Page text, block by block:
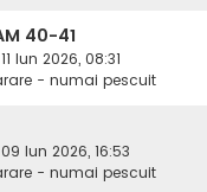
40-41
11 Iun 2026, 08:31
- numai pescuit
09 Iun 2026, 16:53
- numai pescuit